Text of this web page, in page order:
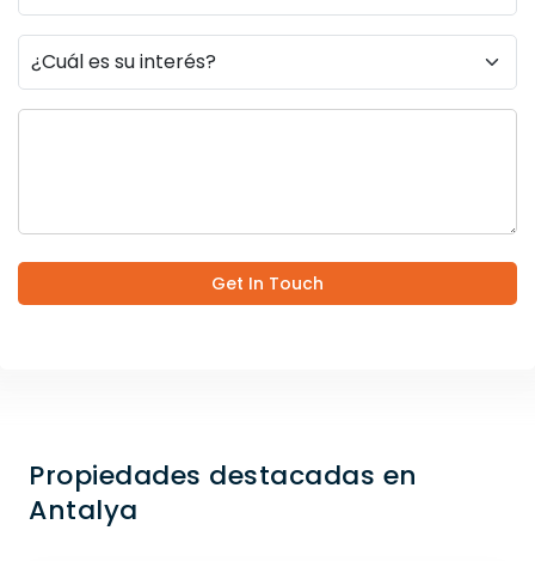
Get In Touch
Propiedades destacadas en
Antalya